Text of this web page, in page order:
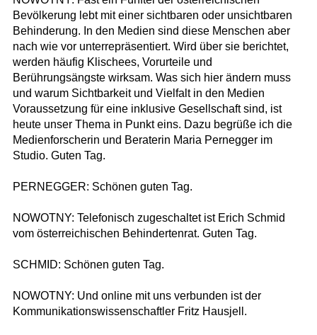
Bevölkerung lebt mit einer sichtbaren oder unsichtbaren
Behinderung. In den Medien sind diese Menschen aber
nach wie vor unterrepräsentiert. Wird über sie berichtet,
werden häufig Klischees, Vorurteile und
Berührungsängste wirksam. Was sich hier ändern muss
und warum Sichtbarkeit und Vielfalt in den Medien
Voraussetzung für eine inklusive Gesellschaft sind, ist
heute unser Thema in Punkt eins. Dazu begrüße ich die
Medienforscherin und Beraterin Maria Pernegger im
Studio. Guten Tag.
PERNEGGER: Schönen guten Tag.
NOWOTNY: Telefonisch zugeschaltet ist Erich Schmid
vom österreichischen Behindertenrat. Guten Tag.
SCHMID: Schönen guten Tag.
NOWOTNY: Und online mit uns verbunden ist der
Kommunikationswissenschaftler Fritz Hausjell.